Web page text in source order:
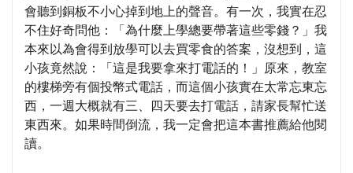
會聽到銅板不小心掉到地上的聲音。有一次，我實在忍
不住好奇問他：「為什麼上學總要帶著這些零錢？」我
本來以為會得到放學可以去買零食的答案，沒想到，這
小孩竟然說：「這是我要拿來打電話的！」原來，教室
的樓梯旁有個投幣式電話，而這個小孩實在太常忘東忘
西，一週大概就有三、四天要去打電話，請家長幫忙送
東西來。如果時間倒流，我一定會把這本書推薦給他閱
讀。